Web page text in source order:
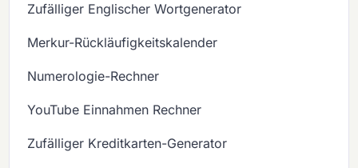
Zufälliger Englischer Wortgenerator
Merkur-Rückläufigkeitskalender
Numerologie-Rechner
YouTube Einnahmen Rechner
Zufälliger Kreditkarten-Generator